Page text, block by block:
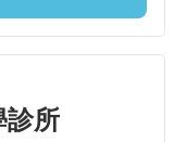
診所